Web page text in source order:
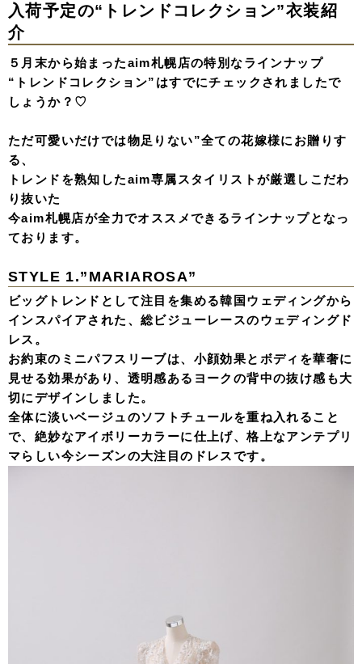
入荷予定の“トレンドコレクション”衣装紹
介
５月末から始まったaim札幌店の特別なラインナップ
“トレンドコレクション”はすでにチェックされましたで
しょうか？♡
ただ可愛いだけでは物足りない”全ての花嫁様にお贈りす
る、
トレンドを熟知したaim専属スタイリストが厳選しこだわ
り抜いた
今aim札幌店が全力でオススメできるラインナップとなっ
ております。
STYLE 1.” MARIAROSA”
ビッグトレンドとして注目を集める韓国ウェディングから
インスパイアされた、総ビジューレースのウェディングド
レス。
お約束のミニパフスリーブは、小顔効果とボディを華奢に
見せる効果があり、透明感あるヨークの背中の抜け感も大
切にデザインしました。
全体に淡いベージュのソフトチュールを重ね入れること
で、絶妙なアイボリーカラーに仕上げ、格上なアンテプリ
マらしい今シーズンの大注目のドレスです。